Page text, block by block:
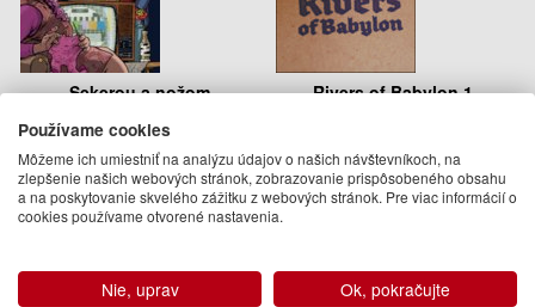
Sekerou a nožom
Peter Pišťanek, Dušan Taragel
11.95 €
Na sklade
Rivers of Babylon 1.
9.92 €
Na sklade
Používame cookies
Môžeme ich umiestniť na analýzu údajov o našich návštevníkoch, na
zlepšenie našich webových stránok, zobrazovanie prispôsobeného obsahu
a na poskytovanie skvelého zážitku z webových stránok. Pre viac informácií o
cookies používame otvorené nastavenia.
Nie, uprav Ok, pokračujte